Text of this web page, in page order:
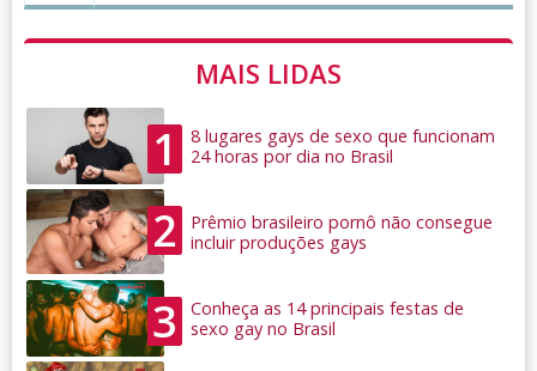
MAIS LIDAS
1
8 lugares gays de sexo que funcionam
24 horas por dia no Brasil
2
Prêmio brasileiro pornô não consegue
incluir produções gays
3
Conheça as 14 principais festas de
sexo gay no Brasil